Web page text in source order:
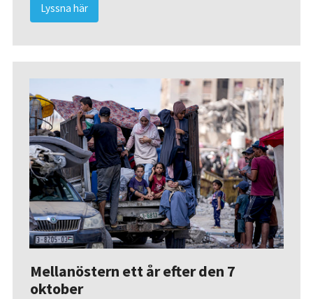
Lyssna här
Mellanöstern ett år efter den 7
oktober